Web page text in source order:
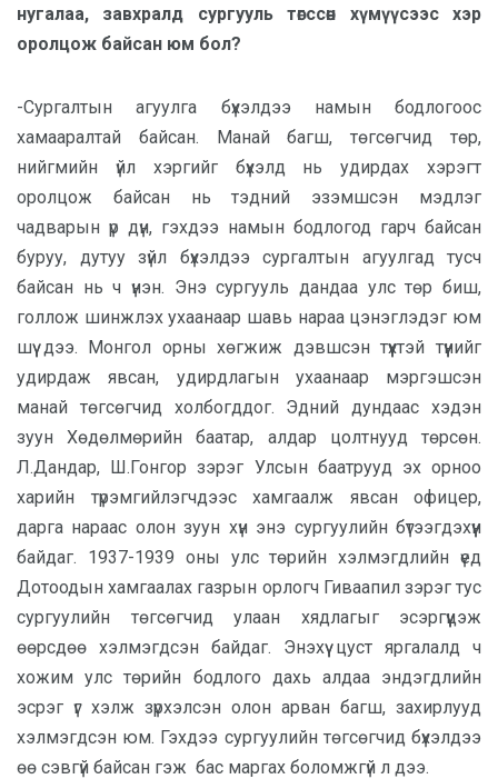
нугалаа, завхралд сургууль төгссөн хүмүүсээс хэр
оролцож байсан юм бол?
-Сургалтын агуулга бүхэлдээ намын бодлогоос
хамааралтай байсан. Манай багш, төгсөгчид төр,
нийгмийн үйл хэргийг бүхэлд нь удирдах хэрэгт
оролцож байсан нь тэдний эзэмшсэн мэдлэг
чадварын үр дүн, гэхдээ намын бодлогод гарч байсан
буруу, дутуу зүйл бүхэлдээ сургалтын агуулгад тусч
байсан нь ч үнэн. Энэ сургууль дандаа улс төр биш,
голлож шинжлэх ухаанаар шавь нараа цэнэглэдэг юм
шүү дээ. Монгол орны хөгжиж дэвшсэн түүхтэй түүнийг
удирдаж явсан, удирдлагын ухаанаар мэргэшсэн
манай төгсөгчид холбогддог. Эдний дундаас хэдэн
зуун Хөдөлмөрийн баатар, алдар цолтнууд төрсөн.
Л.Дандар, Ш.Гонгор зэрэг Улсын баатрууд эх орноо
харийн түрэмгийлэгчдээс хамгаалж явсан офицер,
дарга нараас олон зуун хүн энэ сургуулийн бүтээгдэхүүн
байдаг. 1937-1939 оны улс төрийн хэлмэгдлийн үед
Дотоодын хамгаалах газрын орлогч Гиваапил зэрэг тус
сургуулийн төгсөгчид улаан хядлагыг эсэргүүцэж
өөрсдөө хэлмэгдсэн байдаг. Энэхүү цуст яргалалд ч
хожим улс төрийн бодлого дахь алдаа эндэгдлийн
эсрэг үг хэлж зүрхэлсэн олон арван багш, захирлууд
хэлмэгдсэн юм. Гэхдээ сургуулийн төгсөгчид бүхэлдээ
өө сэвгүй байсан гэж бас маргах боломжгүй л дээ.